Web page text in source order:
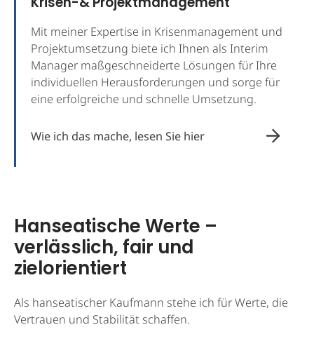
Mit meiner Expertise in Krisenmanagement und
Projektumsetzung biete ich Ihnen als Interim
Manager maßgeschneiderte Lösungen für Ihre
individuellen Herausforderungen und sorge für
eine erfolgreiche und schnelle Umsetzung.
Wie ich das mache, lesen Sie hier
Hanseatische Werte –
verlässlich, fair und
zielorientiert
Als hanseatischer Kaufmann stehe ich für Werte, die
Vertrauen und Stabilität schaffen.